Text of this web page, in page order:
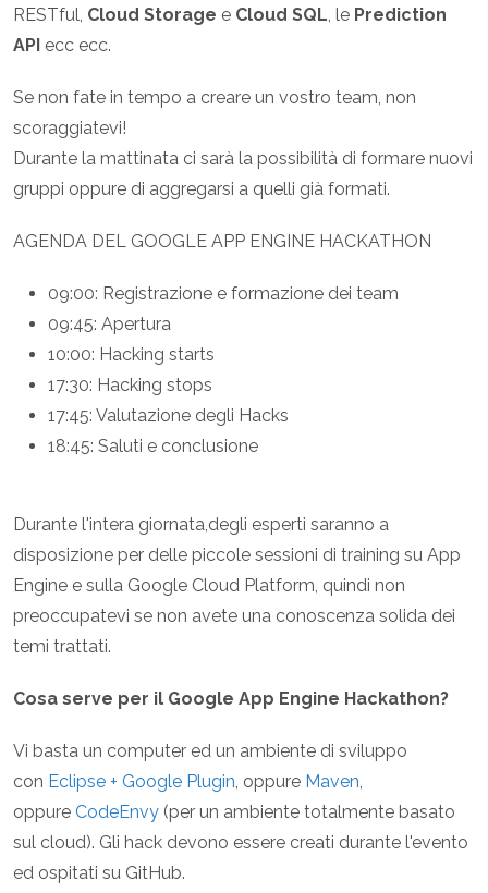
RESTful, Cloud Storage e Cloud SQL, le Prediction
API ecc ecc.
Se non fate in tempo a creare un vostro team, non
scoraggiatevi!
Durante la mattinata ci sarà la possibilità di formare nuovi
gruppi oppure di aggregarsi a quelli già formati.
AGENDA DEL GOOGLE APP ENGINE HACKATHON
09:00: Registrazione e formazione dei team
09:45: Apertura
10:00: Hacking starts
17:30: Hacking stops
17:45: Valutazione degli Hacks
18:45: Saluti e conclusione
Durante l'intera giornata,degli esperti saranno a
disposizione per delle piccole sessioni di training su App
Engine e sulla Google Cloud Platform, quindi non
preoccupatevi se non avete una conoscenza solida dei
temi trattati.
Cosa serve per il Google App Engine Hackathon?
Vi basta un computer ed un ambiente di sviluppo
con Eclipse + Google Plugin, oppure Maven,
oppure CodeEnvy (per un ambiente totalmente basato
sul cloud). Gli hack devono essere creati durante l'evento
ed ospitati su GitHub.